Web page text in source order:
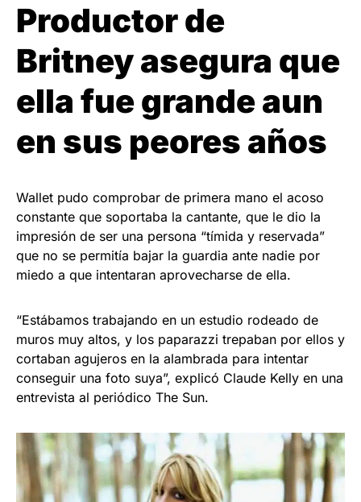
Productor de
Britney asegura que
ella fue grande aun
en sus peores años
Wallet pudo comprobar de primera mano el acoso
constante que soportaba la cantante, que le dio la
impresión de ser una persona “tímida y reservada”
que no se permitía bajar la guardia ante nadie por
miedo a que intentaran aprovecharse de ella.
“Estábamos trabajando en un estudio rodeado de
muros muy altos, y los paparazzi trepaban por ellos y
cortaban agujeros en la alambrada para intentar
conseguir una foto suya”, explicó Claude Kelly en una
entrevista al periódico The Sun.